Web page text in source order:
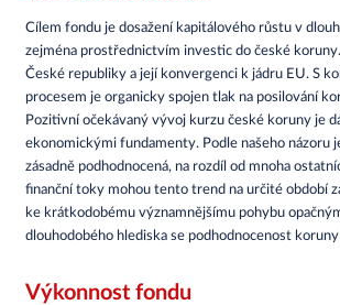
Cílem fondu je dosažení kapitálového růstu v
zejména prostřednictvím investic do české
České republiky a její konvergenci k jádru EU. S
procesem je organicky spojen tlak na posilování
Pozitivní očekávaný vývoj kurzu české koruny je
ekonomickými fundamenty. Podle našeho názoru
zásadně podhodnocená, na rozdíl od mnoha
finanční toky mohou tento trend na určité období
ke krátkodobému významnějšímu pohybu
dlouhodobého hlediska se podhodnocenost
Výkonnost fondu